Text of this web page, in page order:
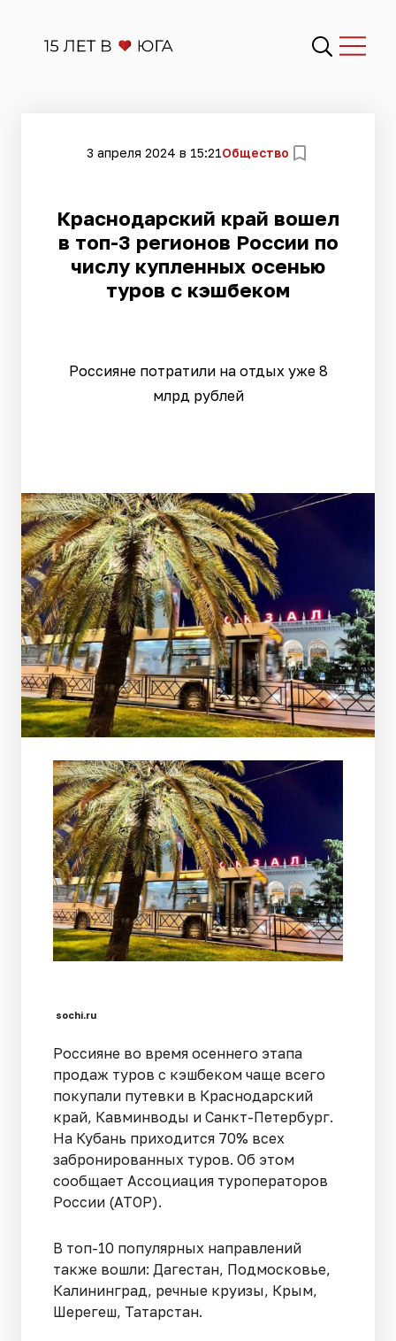
3 апреля 2024 в 15:21Общество
​Краснодарский край вошел
в топ-3 регионов России по
числу купленных осенью
туров с кэшбеком
Россияне потратили на отдых уже 8
млрд рублей
sochi.ru
Россияне во время осеннего этапа
продаж туров с кэшбеком чаще всего
покупали путевки в Краснодарский
край, Кавминводы и Санкт-Петербург.
На Кубань приходится 70% всех
забронированных туров. Об этом
сообщает Ассоциация туроператоров
России (АТОР).
В топ-10 популярных направлений
также вошли: Дагестан, Подмосковье,
Калининград, речные круизы, Крым,
Шерегеш, Татарстан.